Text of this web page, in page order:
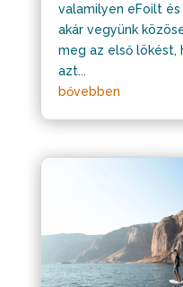
valamilyen eFoilt
akár vegyünk
meg az első lökést,
azt...
bővebben